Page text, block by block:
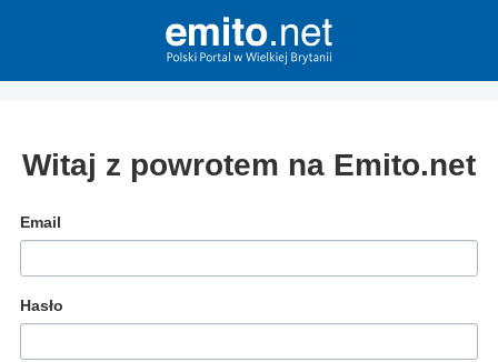
Witaj z powrotem na Emito.net
Email
Hasło